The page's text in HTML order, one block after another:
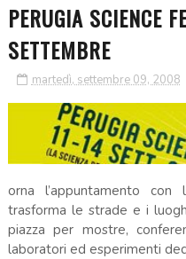
PERUGIA SCIENCE
SETTEMBRE
martedì, settembre 09, 2008
orna l’appuntamento
trasforma le strade e i
piazza per mostre,
laboratori ed esperimenti